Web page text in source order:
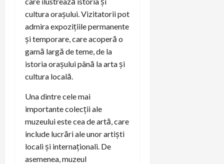
cultura orașului. Vizitatorii pot
admira expozițiile permanente
și temporare, care acoperă o
gamă largă de teme, de la
istoria orașului până la arta și
cultura locală.
Una dintre cele mai
importante colecții ale
muzeului este cea de artă, care
include lucrări ale unor artiști
locali și internaționali. De
asemenea, muzeul